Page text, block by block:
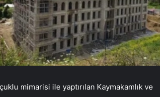
mimarisi ile yaptırılan Kaymakamlık ve